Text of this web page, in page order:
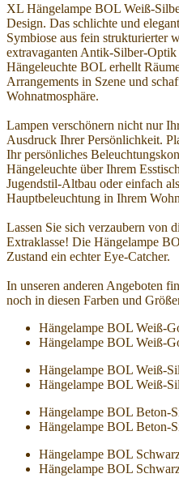
XL Hängelampe BOL Weiß-
Design. Das schlichte und
Symbiose aus fein strukturierter
extravaganten Antik-Silber-
Hängeleuchte BOL erhellt
Arrangements in Szene und
Wohnatmosphäre.
Lampen verschönern nicht nur
Ausdruck Ihrer Persönlichkeit.
Ihr persönliches
Hängeleuchte über Ihrem
Jugendstil-Altbau oder einfach
Hauptbeleuchtung in Ihrem
Lassen Sie sich verzaubern von
Extraklasse! Die Hängelampe
Zustand ein echter Eye-Catcher.
In unseren anderen Angeboten
noch in diesen Farben und
Hängelampe BOL Weiß-
Hängelampe BOL Weiß-
Hängelampe BOL Weiß-
Hängelampe BOL Weiß-
Hängelampe BOL Beton-
Hängelampe BOL Beton-
Hängelampe BOL
Hängelampe BOL